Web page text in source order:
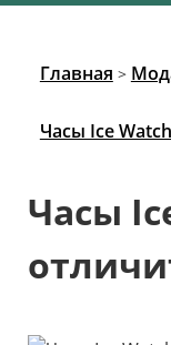
Главная >
Часы Ice
Часы